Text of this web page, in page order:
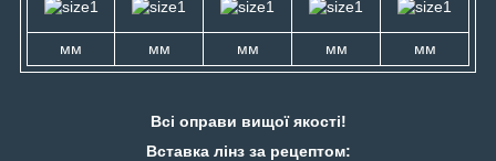
мм мм мм мм мм
Всі оправи вищої якості!
Вставка лінз за рецептом: